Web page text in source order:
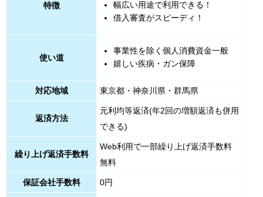
特徴
幅広い用途で利用できる！
借入審査がスピーディ！
使い道
事業性を除く個人消費資金一般
嬉しい疾病・ガン保障
対応地域 東京都・神奈川県・群馬県
返済方法
元利均等返済(年2回の増額返済も併用
できる)
繰り上げ返済手数料
Web利用で一部繰り上げ返済手数料
無料
保証会社手数料 0円